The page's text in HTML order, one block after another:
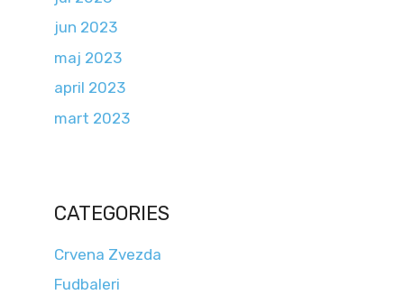
jun 2023
maj 2023
april 2023
mart 2023
CATEGORIES
Crvena Zvezda
Fudbaleri